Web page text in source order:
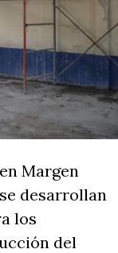
Margen
desarrollan
los
del